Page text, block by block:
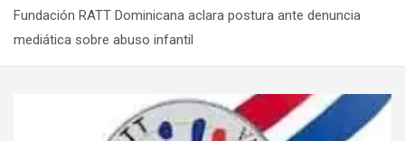
Fundación RATT Dominicana aclara postura ante denuncia
mediática sobre abuso infantil